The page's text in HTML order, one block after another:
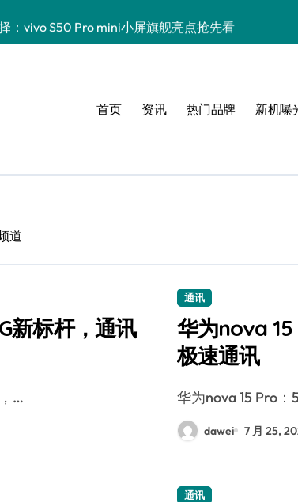
：vivo S50 Pro mini小屏旗舰亮点抢先看
来袭！最新资讯与玩机技巧大揭秘
REDMI K90亮点配置全解析，一文览尽！
采购首选，畅享智能生活一手资讯！
新功能解锁，手机采购正享超值优惠！
指南：性能配置大升级，速览最新资讯！
首页 资讯 热门品牌 新机曝
道
新标杆，通讯
…
通讯
华为nova
极速通讯
华为nova 15 Pro
dawei 7 月 25,
通讯